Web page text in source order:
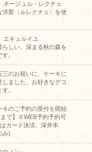
ネージュル・レクチェ
梨〈ルレクチェ〉を使
エキュルイユ
らしい、深まる秋の森を
す。
のお祝いに、ケーキに
ました。お好きなデコ
す。
キのご予約の受付を開始
で】※WEB予約予約可
カード決済、深井本
み)